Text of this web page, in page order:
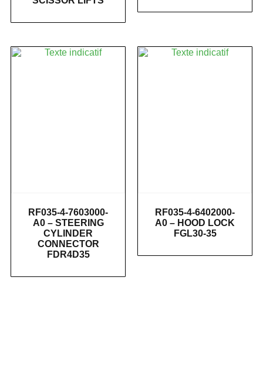
RF035-4-7603000-
A0 – STEERING
CYLINDER
CONNECTOR
FDR4D35
RF035-4-6402000-
A0 – HOOD LOCK
FGL30-35